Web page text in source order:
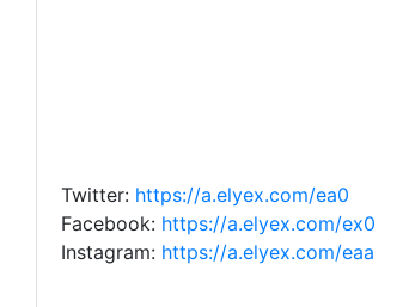
Twitter: https://a.elyex.com/ea0
Facebook: https://a.elyex.com/ex0
Instagram: https://a.elyex.com/eaa